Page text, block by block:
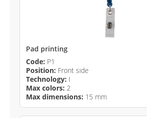
Pad printing
Code: P1
Position: Front side
Technology: I
Max colors: 2
Max dimensions: 15 mm